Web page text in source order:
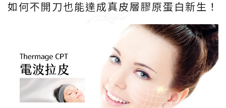
如何不開刀也能達成真皮層膠原蛋白新生！